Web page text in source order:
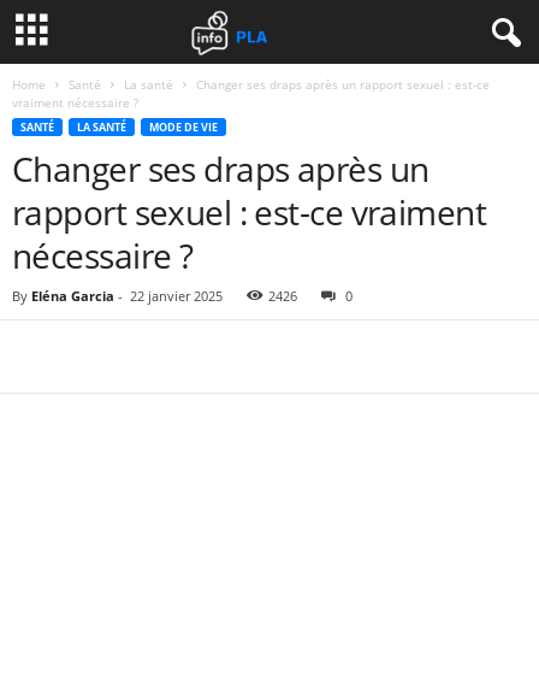
Home Santé La santé
Changer ses draps après un rapport sexuel : est-ce
vraiment nécessaire ?
SANTÉ LA SANTÉ MODE DE VIE
Changer ses draps après un
rapport sexuel : est-ce vraiment
nécessaire ?
By Eléna Garcia - 22 janvier 2025 2426 0